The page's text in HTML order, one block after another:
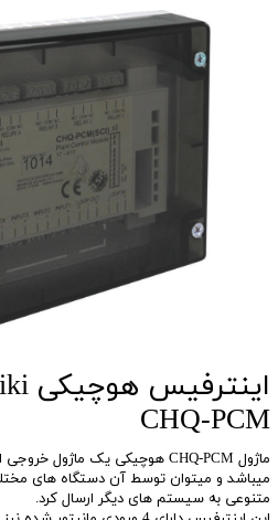
CHQ-PCM
میباشد و میتوان توسط آن دستگاه های
متنوعی به سیستم های دیگر ارسال کرد.